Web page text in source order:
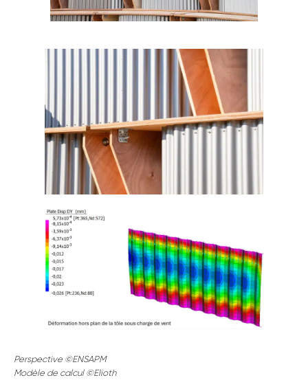
Histoire & publications
–
Le Blog
–
Perspective ©ENSAPM
Modèle de calcul ©Elioth